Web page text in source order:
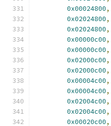
0x00024800,
0x02024800,
0x02024800,
0x00000c00,
0x00000c00,
0x02000c00,
0x02000c00,
0x00004c00,
0x00004c00,
0x02004c00,
0x02004c00,
0x00020c00,